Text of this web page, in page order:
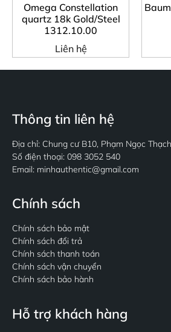
Omega Constellation
quartz 18k Gold/Steel
1312.10.00
Liên hệ
Thông tin liên hệ
Địa chỉ: Chung cư B10, Phạm Ngọc
Số điện thoại: 098 3052 540
Email: minhauthentic@gmail.com
Chính sách
Chính sách bảo mật
Chính sách đổi trả
Chính sách thanh toán
Chính sách vận chuyển
Chính sách bảo hành
Hỗ trợ khách hàng